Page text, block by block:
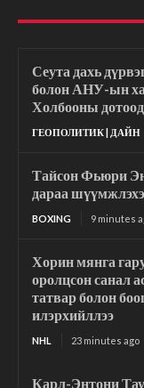
Сеута дахь
болон АНУ-ын
Холбооны дотоод
ГЕОПОЛИТИК | ДАЙН
Тайсон Фьюри
дараа
BOXING 9 minutes
Хорин мянга
оролцсон санал
татвар болон
илэрхийллээ
NHL 23 minutes ago
Карл-Энтони